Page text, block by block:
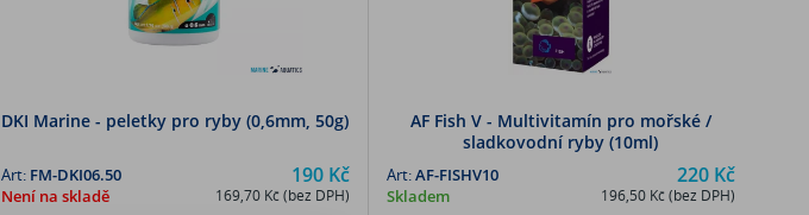
DKI Marine - peletky pro ryby (0,6mm, 50g)
190 Kč
169,70 Kč (bez DPH)
Art: FM-DKI06.50
Není na skladě
AF Fish V - Multivitamín pro mořské /
sladkovodní ryby (10ml)
220 Kč
196,50 Kč (bez DPH)
Art:AF-FISHV10
Skladem